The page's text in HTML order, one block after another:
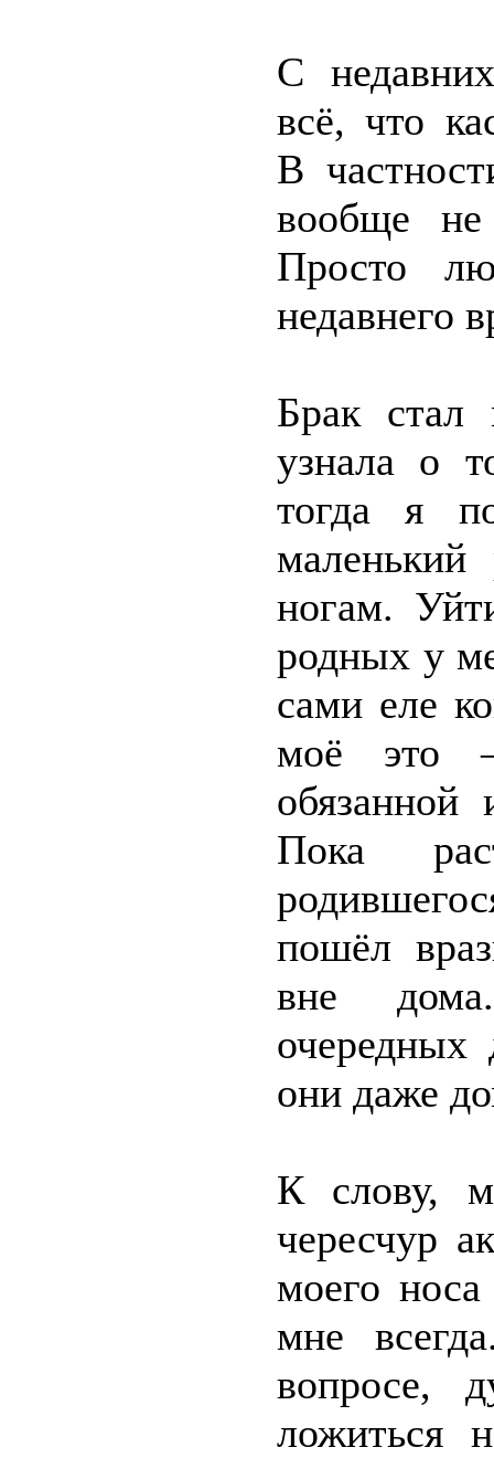
С
всё, что
В
вообще не
Просто
недавнего
Брак стал
узнала о
тогда я
ногам.
родных у
сами еле
моё это –
обязанной
Пока
пошёл
вне
очередных
они даже
К слову,
чересчур
моего
мне
вопросе,
ложиться